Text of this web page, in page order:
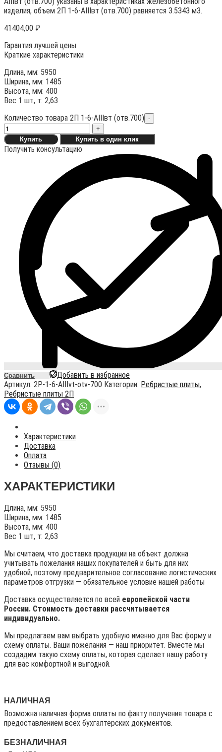
изделия, объем 2П 1-6-АIIIвт (отв.700) равняется 3.5343 м3.
41404,00 ₽
Гарантия лучшей цены
Краткие характеристики
Длина, мм: 5950
Ширина, мм: 1485
Высота, мм: 400
Вес 1 шт, т: 2,63
Количество товара 2П 1-6-АIIIвт (отв.700) -
+
Купить
Купить в один клик
Получить консультацию
Сравнить
Добавить в избранное
Артикул: 2P-1-6-AIIIvt-otv-700 Категории: Ребристые плиты,
Ребристые плиты 2П
Характеристики
Доставка
Оплата
Отзывы (0)
ХАРАКТЕРИСТИКИ
Длина, мм: 5950
Ширина, мм: 1485
Высота, мм: 400
Вес 1 шт, т: 2,63
Мы считаем, что доставка продукции на объект должна
учитывать пожелания наших покупателей и быть для них
удобной, поэтому предварительное согласование логистических
параметров отгрузки — обязательное условие нашей работы
Доставка осуществляется по всей европейской части
России. Стоимость доставки рассчитывается
индивидуально.
Мы предлагаем вам выбрать удобную именно для Вас форму и
схему оплаты. Ваши пожелания — наш приоритет. Вместе мы
создадим такую схему оплаты, которая сделает нашу работу
для вас комфортной и выгодной.
НАЛИЧНАЯ
Возможна наличная форма оплаты по факту получения товара с
предоставлением всех бухгалтерских документов.
БЕЗНАЛИЧНАЯ